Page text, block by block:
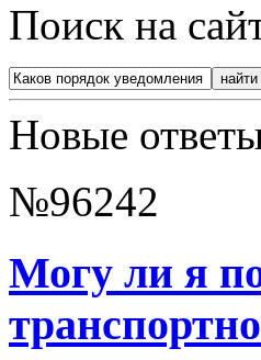
Поиск на
Новые
№96242
Могу ли я